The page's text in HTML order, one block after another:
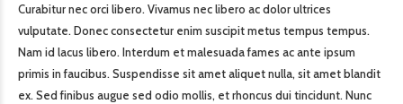
Curabitur nec orci libero. Vivamus nec libero ac dolor ultrices
vulputate. Donec consectetur enim suscipit metus tempus tempus.
Nam id lacus libero. Interdum et malesuada fames ac ante ipsum
primis in faucibus. Suspendisse sit amet aliquet nulla, sit amet blandit
ex. Sed finibus augue sed odio mollis, et rhoncus dui tincidunt. Nunc